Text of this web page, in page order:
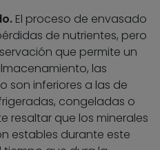
El proceso de envasado
de nutrientes, pero
que permite un
las
son inferiores a las de
congeladas o
resaltar que los minerales
estables durante este